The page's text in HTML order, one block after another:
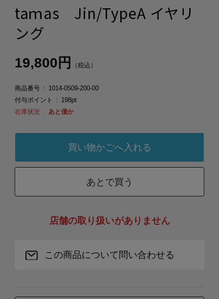
taｍas Jin/TypeA イヤリ
ング
19,800円 （税込）
商品番号
1014-0509-200-00
付与ポイント
198pt
在庫状況
あと僅か
あとで買う
店舗の取り扱いがありません
この商品について問い合わせる